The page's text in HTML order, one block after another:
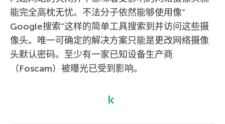
能完全高枕无忧。不法分子依然能够使用像”
Google搜索”这样的简单工具搜索到并访问这些摄
像头。唯一可确定的解决方案只能是更改网络摄像
头默认密码。至少有一家已知设备生产商
（Foscam）被曝光已受到影响。